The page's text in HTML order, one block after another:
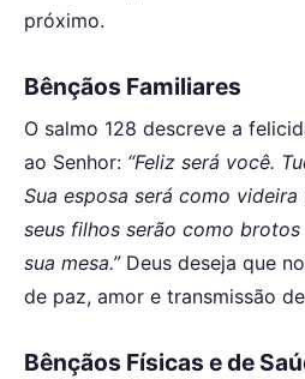
próximo.
Bênçãos Familiares
O salmo 128 descreve a
ao Senhor: “Feliz será você.
Sua esposa será como
seus filhos serão como
sua mesa.”Deus deseja que
de paz, amor e transmissão
Bênçãos Físicas e de